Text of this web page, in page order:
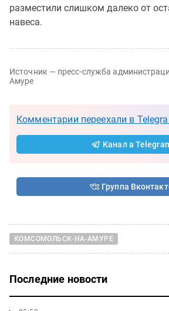
разместили слишком далеко от
навеса.
Источник — пресс-служба
Амуре
Комментарии переехали в
Канал в
Группа
КОМСОМОЛЬСК-НА-АМУРЕ
Последние новости